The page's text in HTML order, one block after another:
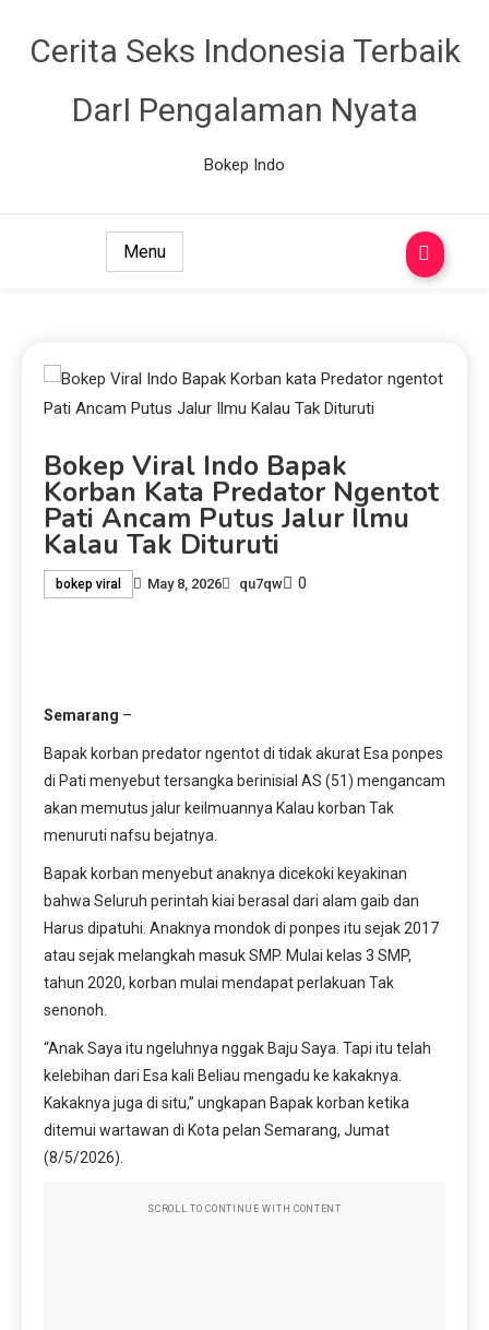
Cerita Seks Indonesia Terbaik
DarI Pengalaman Nyata
Bokep Indo
Menu
Bokep Viral Indo Bapak
Korban Kata Predator Ngentot
Pati Ancam Putus Jalur Ilmu
Kalau Tak Dituruti
bokep viral May 8, 2026 qu7qw 0
Semarang –
Bapak korban predator ngentot di tidak akurat Esa ponpes
di Pati menyebut tersangka berinisial AS (51) mengancam
akan memutus jalur keilmuannya Kalau korban Tak
menuruti nafsu bejatnya.
Bapak korban menyebut anaknya dicekoki keyakinan
bahwa Seluruh perintah kiai berasal dari alam gaib dan
Harus dipatuhi. Anaknya mondok di ponpes itu sejak 2017
atau sejak melangkah masuk SMP. Mulai kelas 3 SMP,
tahun 2020, korban mulai mendapat perlakuan Tak
senonoh.
“Anak Saya itu ngeluhnya nggak Baju Saya. Tapi itu telah
kelebihan dari Esa kali Beliau mengadu ke kakaknya.
Kakaknya juga di situ,” ungkapan Bapak korban ketika
ditemui wartawan di Kota pelan Semarang, Jumat
(8/5/2026).
SCROLL TO CONTINUE WITH CONTENT